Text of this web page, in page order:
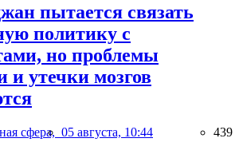
пытается связать
политику с
но проблемы
и утечки мозгов
сфера, 05 августа, 10:44 439